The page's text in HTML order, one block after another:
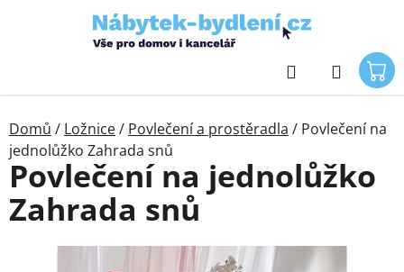
Hledat
Domů / Ložnice/ Povlečení a prostěradla / Povlečení na
jednolůžko Zahrada snů
Povlečení na jednolůžko
Zahrada snů